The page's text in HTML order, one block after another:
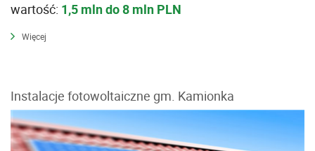
wartość: 1,5 mln do 8 mln PLN
Więcej
Instalacje fotowoltaiczne gm. Kamionka